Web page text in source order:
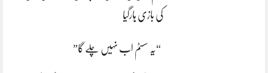
کی بازی ہارگیا
“یہ سسٹم اب نہیں چلے گا”